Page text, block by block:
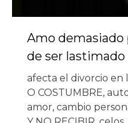
Amo demasiado
de ser lastimado
afecta el divorcio en
O COSTUMBRE,
amor, cambio